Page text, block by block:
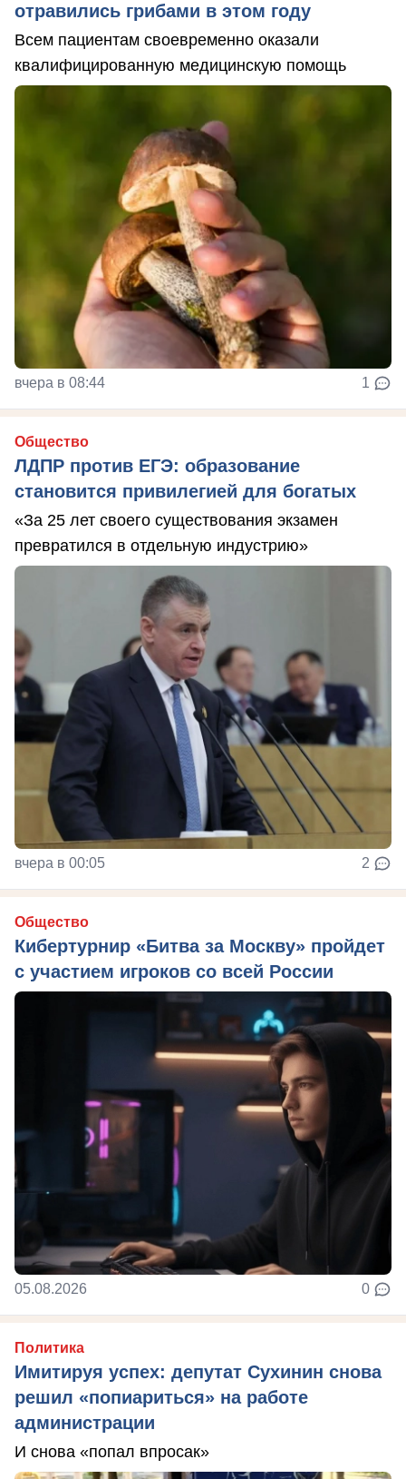
отравились грибами в этом году
Всем пациентам своевременно оказали
квалифицированную медицинскую помощь
вчера в 08:44 1
Общество
ЛДПР против ЕГЭ: образование
становится привилегией для богатых
«За 25 лет своего существования экзамен
превратился в отдельную индустрию»
вчера в 00:05 2
Общество
Кибертурнир «Битва за Москву» пройдет
с участием игроков со всей России
05.08.2026 0
Политика
Имитируя успех: депутат Сухинин снова
решил «попиариться» на работе
администрации
И снова «попал впросак»